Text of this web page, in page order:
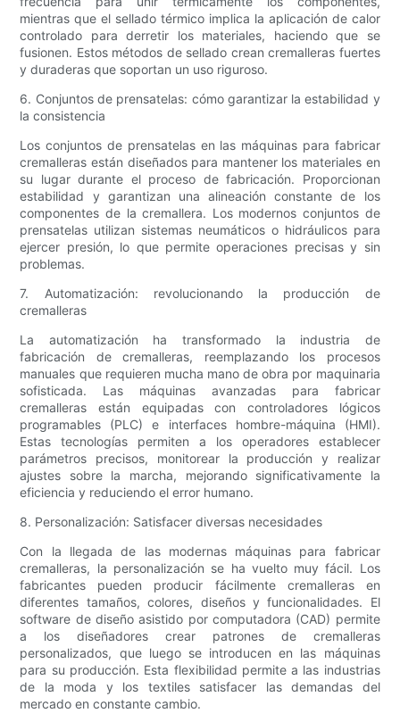
mientras que el sellado térmico implica la aplicación de calor
controlado para derretir los materiales, haciendo que se
fusionen. Estos métodos de sellado crean cremalleras fuertes
y duraderas que soportan un uso riguroso.
6. Conjuntos de prensatelas: cómo garantizar la estabilidad y
la consistencia
Los conjuntos de prensatelas en las máquinas para fabricar
cremalleras están diseñados para mantener los materiales en
su lugar durante el proceso de fabricación. Proporcionan
estabilidad y garantizan una alineación constante de los
componentes de la cremallera. Los modernos conjuntos de
prensatelas utilizan sistemas neumáticos o hidráulicos para
ejercer presión, lo que permite operaciones precisas y sin
problemas.
7. Automatización: revolucionando la producción de
cremalleras
La automatización ha transformado la industria de
fabricación de cremalleras, reemplazando los procesos
manuales que requieren mucha mano de obra por maquinaria
sofisticada. Las máquinas avanzadas para fabricar
cremalleras están equipadas con controladores lógicos
programables (PLC) e interfaces hombre-máquina (HMI).
Estas tecnologías permiten a los operadores establecer
parámetros precisos, monitorear la producción y realizar
ajustes sobre la marcha, mejorando significativamente la
eficiencia y reduciendo el error humano.
8. Personalización: Satisfacer diversas necesidades
Con la llegada de las modernas máquinas para fabricar
cremalleras, la personalización se ha vuelto muy fácil. Los
fabricantes pueden producir fácilmente cremalleras en
diferentes tamaños, colores, diseños y funcionalidades. El
software de diseño asistido por computadora (CAD) permite
a los diseñadores crear patrones de cremalleras
personalizados, que luego se introducen en las máquinas
para su producción. Esta flexibilidad permite a las industrias
de la moda y los textiles satisfacer las demandas del
mercado en constante cambio.